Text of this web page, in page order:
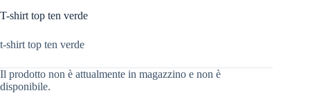
T-shirt top ten verde
t-shirt top ten verde
Il prodotto non è attualmente in magazzino e non è
disponibile.